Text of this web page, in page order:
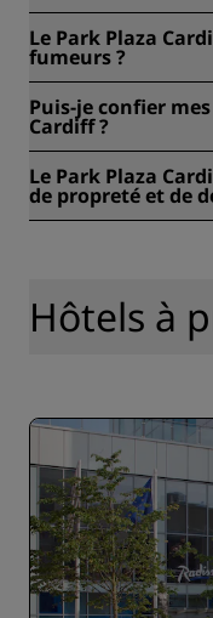
Royaume-Uni.
Le Park Plaza
fumeurs ?
Puis-je confier
Cardiff ?
Cardiff.
Le Park Plaza
de propreté et de
https://
responsibility/health-
Hôtels à